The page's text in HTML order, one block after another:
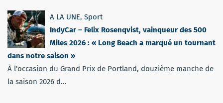
A LA UNE, Sport
IndyCar – Felix Rosenqvist, vainqueur des 500
Miles 2026 : « Long Beach a marqué un tournant
dans notre saison »
À l'occasion du Grand Prix de Portland, douzième manche de
la saison 2026 d...